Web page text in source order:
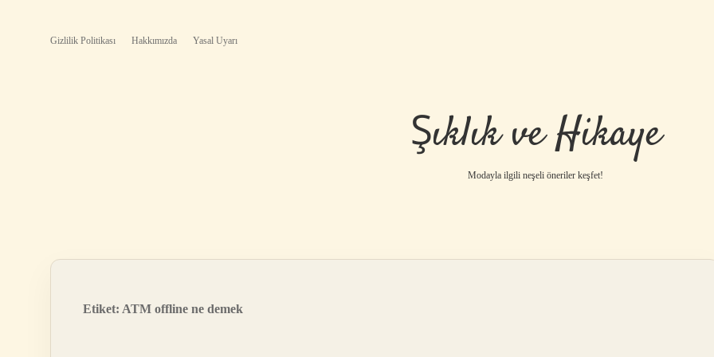
Gizlilik Politikası Hakkımızda Yasal Uyarı
Şıklık ve Hikaye
Modayla ilgili neşeli öneriler keşfet!
Etiket: ATM offline ne demek